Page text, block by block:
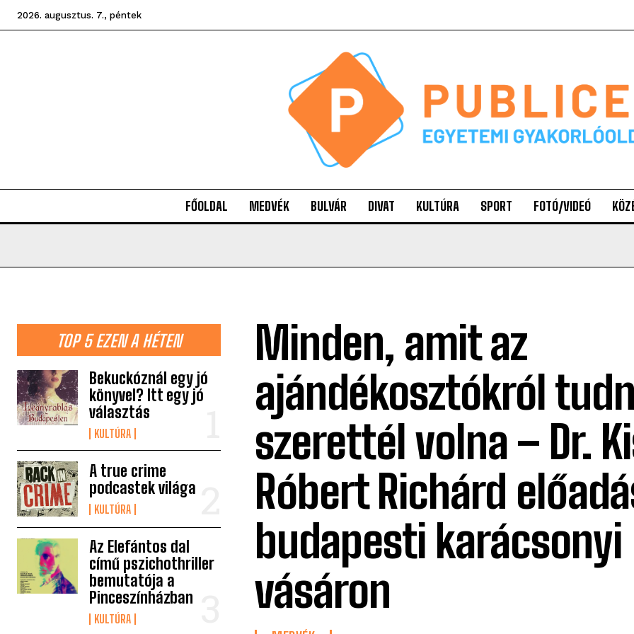
2026. augusztus. 7., péntek
FŐOLDAL MEDVÉK BULVÁR DIVAT KULTÚRA SPORT FOTÓ/VIDEÓ
TOP 5 EZEN A HÉTEN
Bekuckóznál egy jó
könyvel? Itt egy jó
választás
KULTÚRA
A true crime
podcastek világa
KULTÚRA
Az Elefántos dal
című pszichothriller
bemutatója a
Pinceszínházban
KULTÚRA
Minden, amit az
ajándékosztókról
szerettél volna – Dr.
Róbert Richárd
budapesti karácsonyi
vásáron